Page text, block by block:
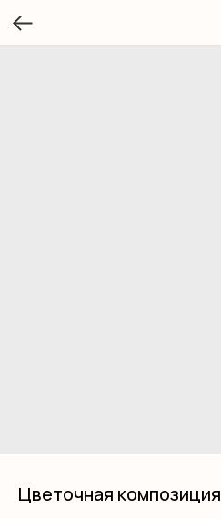
Цветочная композиция